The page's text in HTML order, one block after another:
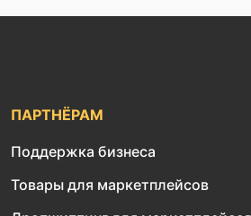
ПАРТНЁРАМ
Поддержка бизнеса
Товары для маркетплейсов